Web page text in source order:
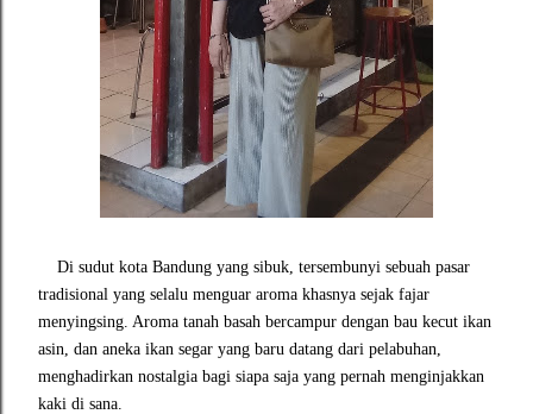
Di sudut kota Bandung yang sibuk, tersembunyi sebuah pasar
tradisional yang selalu menguar aroma khasnya sejak fajar
menyingsing. Aroma tanah basah bercampur dengan bau kecut ikan
asin, dan aneka ikan segar yang baru datang dari pelabuhan,
menghadirkan nostalgia bagi siapa saja yang pernah menginjakkan
kaki di sana.